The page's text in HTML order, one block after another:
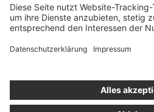
Sie kaufen momentan als
Shop verstehen sich alle Preise inkl.